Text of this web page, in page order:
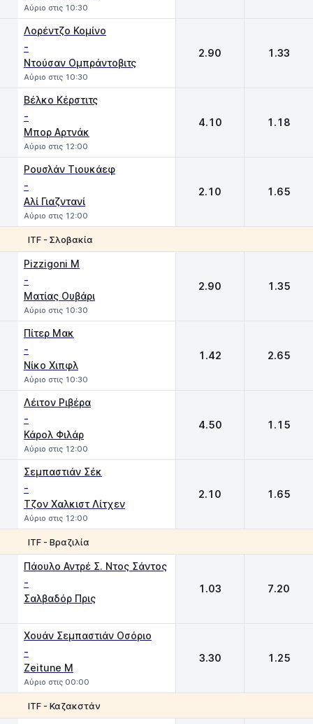
Αύριο στις 10:30
Λορέντζο Κομίνο
-
Ντούσαν Ομπράντοβιτς
Αύριο στις 10:30
2.90 1.33
Βέλκο Κέρστιτς
-
Μπορ Αρτνάκ
Αύριο στις 12:00
4.10 1.18
Ρουσλάν Τιουκάεφ
-
Αλί Γιαζντανί
Αύριο στις 12:00
2.10 1.65
ITF - Σλοβακία
Pizzigoni M
-
Ματίας Ουβάρι
Αύριο στις 10:30
2.90 1.35
Πίτερ Μακ
-
Νίκο Χιπφλ
Αύριο στις 10:30
1.42 2.65
Λέιτον Ριβέρα
-
Κάρολ Φιλάρ
Αύριο στις 12:00
4.50 1.15
Σεμπαστιάν Σέκ
-
Τζον Χαλκιστ Λίτχεν
Αύριο στις 12:00
2.10 1.65
ITF - Βραζιλία
Πάουλο Αντρέ Σ. Ντος Σάντος
-
Σαλβαδόρ Πρις
1.03 7.20
Χουάν Σεμπαστιάν Οσόριο
-
Zeitune M
Αύριο στις 00:00
3.30 1.25
ITF - Καζακστάν